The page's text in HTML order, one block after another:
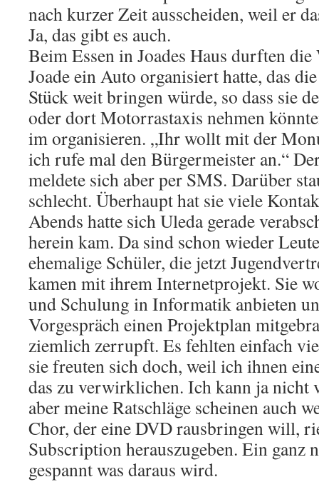
nach kurzer Zeit ausscheiden, weil er
Ja, das gibt es auch.
Beim Essen in Joades Haus durften
Joade ein Auto organisiert hatte, das
Stück weit bringen würde, so dass sie
oder dort Motorrastaxis nehmen
im organisieren. „Ihr wollt mit der
ich rufe mal den Bürgermeister an.“
meldete sich aber per SMS. Darüber
schlecht. Überhaupt hat sie viele
Abends hatte sich Uleda gerade
herein kam. Da sind schon wieder
ehemalige Schüler, die jetzt
kamen mit ihrem Internetprojekt. Sie
und Schulung in Informatik anbieten
Vorgespräch einen Projektplan
ziemlich zerrupft. Es fehlten einfach
sie freuten sich doch, weil ich ihnen
das zu verwirklichen. Ich kann ja nicht
aber meine Ratschläge scheinen auch
Chor, der eine DVD rausbringen will,
Subscription herauszugeben. Ein ganz
gespannt was daraus wird.